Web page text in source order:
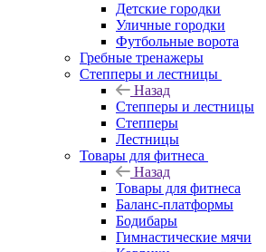
Детские городки
Уличные городки
Футбольные ворота
Гребные тренажеры
Степперы и лестницы
Назад
Степперы и лестницы
Степперы
Лестницы
Товары для фитнеса
Назад
Товары для фитнеса
Баланс-платформы
Бодибары
Гимнастические мячи